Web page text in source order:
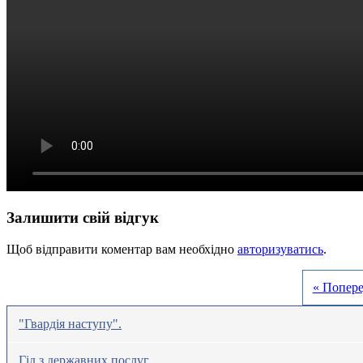
Залишити свій відгук
Щоб відправити коментар вам необхідно авторизуватись.
«
"Гвардія наступу".